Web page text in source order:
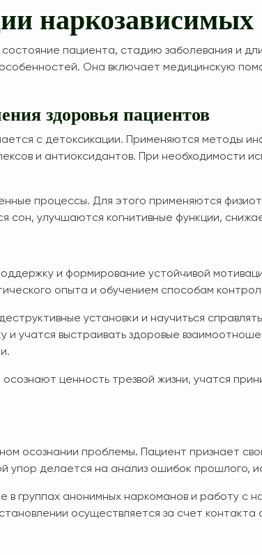
наркозависимых
пациента, стадию заболевания и
Она включает медицинскую
здоровья пациентов
с детоксикации. Применяются методы
и антиоксидантов. При необходимости
процессы. Для этого применяются
сон, улучшаются когнитивные функции,
и формирование устойчивой
опыта и обучением способам
установки и научиться
учатся выстраивать здоровые
ценность трезвой жизни, учатся
осознании проблемы. Пациент признает
упор делается на анализ ошибок прошлого,
в группах анонимных наркоманов и работу с
осуществляется за счет